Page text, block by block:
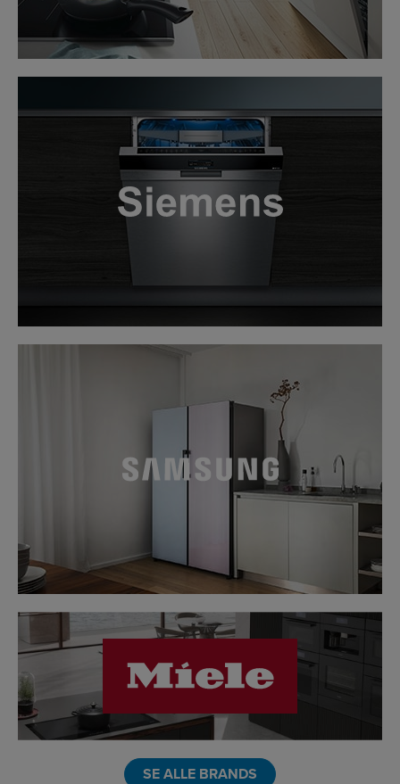
LINK
SE ALLE BRANDS